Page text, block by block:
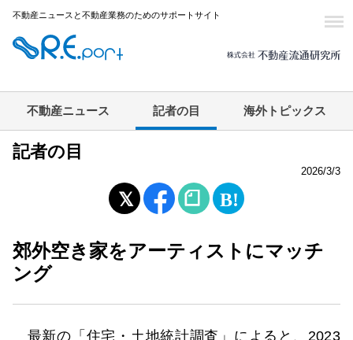
不動産ニュースと不動産業務のためのサポートサイト
不動産ニュース 記者の目 海外トピックス
記者の目
2026/3/3
郊外空き家をアーティストにマッチ
ング
最新の「住宅・土地統計調査」によると、2023